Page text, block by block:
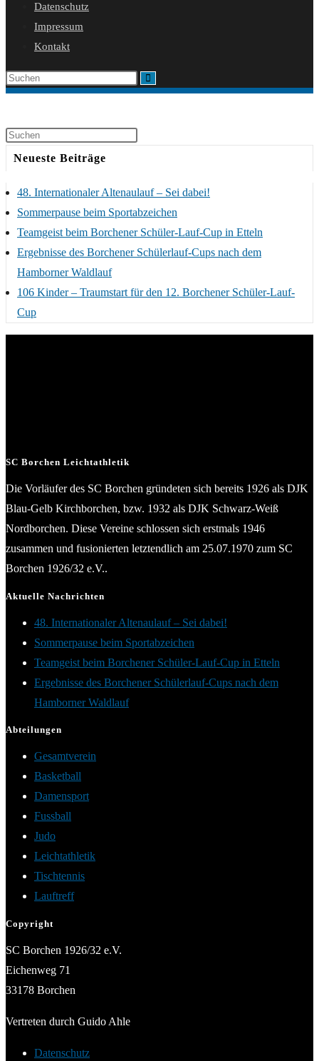
umschalten
Datenschutz
Impressum
Kontakt
Neueste Beiträge
48. Internationaler Altenaulauf – Sei dabei!
Sommerpause beim Sportabzeichen
Teamgeist beim Borchener Schüler-Lauf-Cup in Etteln
Ergebnisse des Borchener Schülerlauf-Cups nach dem
Hamborner Waldlauf
106 Kinder – Traumstart für den 12. Borchener Schüler-Lauf-
Cup
SC Borchen Leichtathletik
Die Vorläufer des SC Borchen gründeten sich bereits 1926 als DJK
Blau-Gelb Kirchborchen, bzw. 1932 als DJK Schwarz-Weiß
Nordborchen. Diese Vereine schlossen sich erstmals 1946
zusammen und fusionierten letztendlich am 25.07.1970 zum SC
Borchen 1926/32 e.V..
Aktuelle Nachrichten
48. Internationaler Altenaulauf – Sei dabei!
Sommerpause beim Sportabzeichen
Teamgeist beim Borchener Schüler-Lauf-Cup in Etteln
Ergebnisse des Borchener Schülerlauf-Cups nach dem
Hamborner Waldlauf
Abteilungen
Gesamtverein
Basketball
Damensport
Fussball
Judo
Leichtathletik
Tischtennis
Lauftreff
Copyright
SC Borchen 1926/32 e.V.
Eichenweg 71
33178 Borchen
Vertreten durch Guido Ahle
Datenschutz